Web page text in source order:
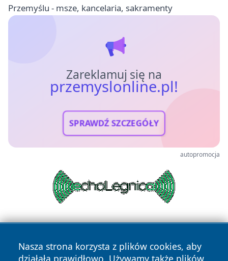
Przemyślu - msze, kancelaria, sakramenty
Zareklamuj się na
przemyslonline.pl!
SPRAWDŹ SZCZEGÓŁY
autopromocja
Nasza strona korzysta z plików cookies, aby
działała prawidłowo. Używamy także plików